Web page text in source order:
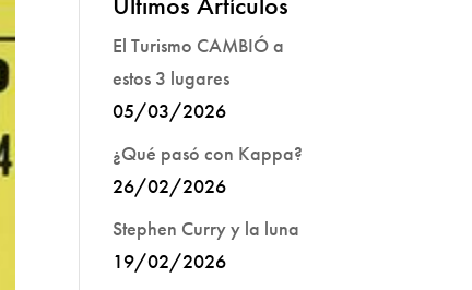
El Turismo CAMBIÓ a
estos 3 lugares
05/03/2026
¿Qué pasó con Kappa?
26/02/2026
Stephen Curry y la luna
19/02/2026